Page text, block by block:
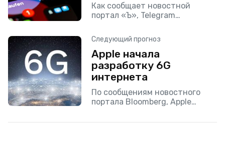
Как сообщает новостной
портал «Ъ», Telegram
облигации с целью
обеспечения финансирования.
Благодаря такому подходу
Telegram останется все той же
независимой платформой и
при
Следующий прогноз
Apple начала
разработку 6G
интернета
По сообщениям новостного
портала Bloomberg, Apple
разработку технологии